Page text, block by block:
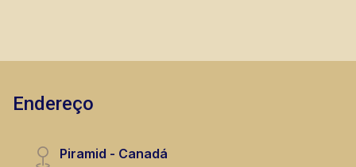
Endereço
Piramid - Canadá